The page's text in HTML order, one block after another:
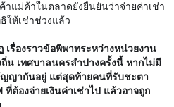
าแม่ค้าในตลาดยังยืนยันว่าจ่ายค่าเช่า
ให้เช่าช่วงแล้ว
เรื่องราวข้อพิพาทระหว่างหน่วยงาน
น เทศบาลนครลำปางครั้งนี้ หากไม่มี
ญญากันอยู่ แต่สุดท้ายคนที่รับชะตา
ต้องจ่ายเงินค่าเช่าไป แล้วอาจถูก